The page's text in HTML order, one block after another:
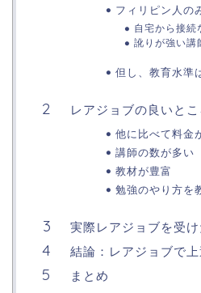
フィリピン人の
自宅から接続
訛りが強い講
但し、教育水準
レアジョブの良いとこ
他に比べて料金
講師の数が多い
教材が豊富
勉強のやり方を
実際レアジョブを受け
結論：レアジョブで
まとめ